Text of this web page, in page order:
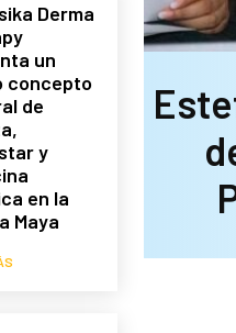
Derma
un
concepto
de
y
en la
Maya